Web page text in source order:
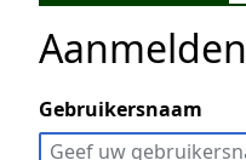
Aanmelden
Gebruikersnaam